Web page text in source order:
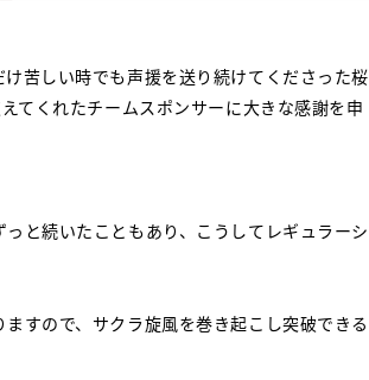
苦しい時でも声援を送り続けてくださった桜
てくれたチームスポンサーに大きな感謝を申
と続いたこともあり、こうしてレギュラーシ
すので、サクラ旋風を巻き起こし突破できる